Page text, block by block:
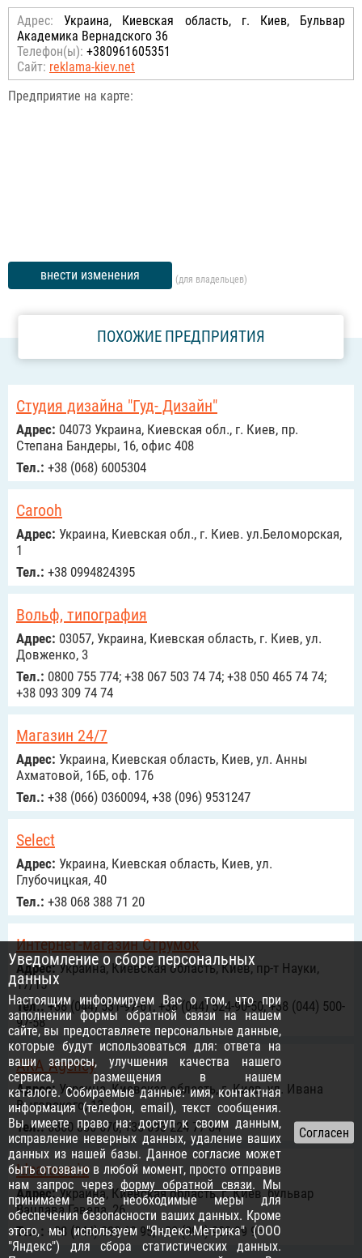
Адрес: Украина, Киевская область, г. Киев, Бульвар
Академика Вернадского 36
Телефон(ы): +380961605351
Сайт: reklama-kiev.net
Предприятие на карте:
внести изменения (для владельцев)
ПОХОЖИЕ ПРЕДПРИЯТИЯ
Студия дизайна "Гуд- Дизайн"
Адрес: 04073 Украина, Киевская обл., г. Киев, пр.
Степана Бандеры, 16, офис 408
Тел.: +38 (068) 6005304
Carooh
Адрес: Украина, Киевская обл., г. Киев. ул.Беломорская,
1
Тел.: +38 0994824395
Вольф, типография
Адрес: 03057, Украина, Киевская область, г. Киев, ул.
Довженко, 3
Тел.: 0800 755 774; +38 067 503 74 74; +38 050 465 74 74;
+38 093 309 74 74
Магазин 24/7
Адрес: Украина, Киевская область, Киев, ул. Анны
Ахматовой, 16Б, оф. 176
Тел.: +38 (066) 0360094, +38 (096) 9531247
Select
Адрес: Украина, Киевская область, Киев, ул.
Глубочицкая, 40
Тел.: +38 068 388 71 20
Интернет-магазин Струмок
Адрес:Украина, Киевская область, Киев, пр-т Науки,
17/15
Тел.:+38 (044) 531-97-61, +38 (044) 524-90-50, +38 (044) 500-
97-58
ARA Agency
Адрес:Украина, Киевская область, г. Киев, ул. Ивана
Выговского, 13
Тел.:0800 330 670, +38 093 224 77 84
Idearoomia
Адрес:Украина, Киевская область, г. Киев, бульвар
Вацлава Гавела, 26
Тел.: +38 (044) 338 69 95, +38 (094) 909 99 95
Уведомление о сборе персональных
данных
Настоящим информируем Вас о том, что при
заполнении формы обратной связи на нашем
сайте, вы предоставляете персональные данные,
которые будут использоваться для: ответа на
ваши запросы, улучшения качества нашего
сервиса, размещения в нашем
каталоге. Собираемые данные: имя, контактная
информация (телефон, email), текст сообщения.
Вы имеете право на: доступ к своим данным,
исправление неверных данных, удаление ваших
данных из нашей базы. Данное согласие может
быть отозвано в любой момент, просто отправив
нам запрос черезформу обратной связи. Мы
принимаем все необходимые меры для
обеспечения безопасности ваших данных. Кроме
этого, мы используем "Яндекс.Метрика" (ООО
"Яндекс") для сбора статистических данных.